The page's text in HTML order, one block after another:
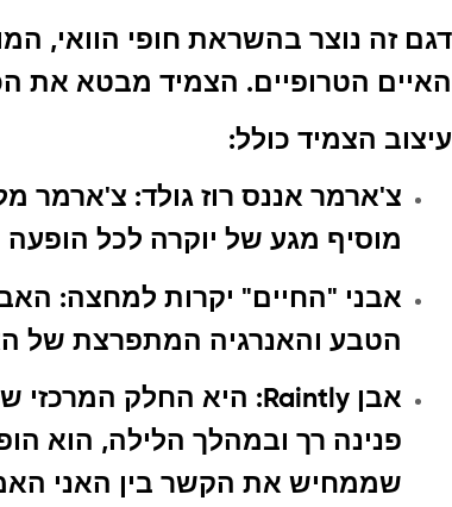
דגם זה נוצר בהשראת חופי הוואי,
האיים הטרופיים. הצמיד מבטא את
עיצוב הצמיד כולל:
צ'ארמר אננס רוז גולד: צ'ארמר
מוסיף מגע של יוקרה לכל
אבני "החיים" יקרות למחצה:
הטבע והאנרגיה המתפרצת של
אבן Raintly
: היא החלק המרכזי
פנינה רך ובמהלך הלילה, הוא